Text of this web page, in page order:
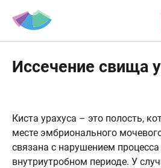
Иссечение свища
Киста урахуса – это полость,
месте эмбрионального
связана с нарушением
внутриутробном периоде. У